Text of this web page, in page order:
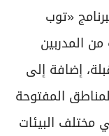
ببرنامج «توب
المدربين
إضافة إلى
المفتوحة
مختلف البيئات